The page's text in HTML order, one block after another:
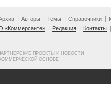
Авторы Темы Справочники
«Коммерсанте»
Редакция Контакты
ПРОЕКТЫ И НОВОСТИ
ОСНОВЕ